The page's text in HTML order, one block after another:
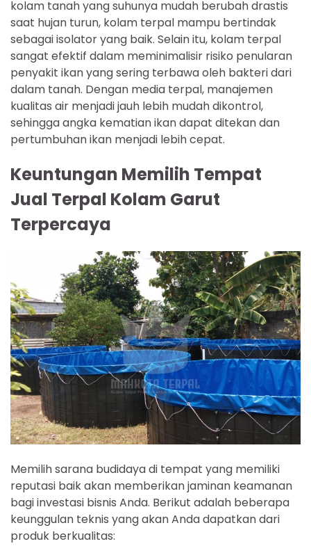
kolam tanah yang suhunya mudah berubah drastis
saat hujan turun, kolam terpal mampu bertindak
sebagai isolator yang baik. Selain itu, kolam terpal
sangat efektif dalam meminimalisir risiko penularan
penyakit ikan yang sering terbawa oleh bakteri dari
dalam tanah. Dengan media terpal, manajemen
kualitas air menjadi jauh lebih mudah dikontrol,
sehingga angka kematian ikan dapat ditekan dan
pertumbuhan ikan menjadi lebih cepat.
Keuntungan Memilih Tempat
Jual Terpal Kolam Garut
Terpercaya
Memilih sarana budidaya di tempat yang memiliki
reputasi baik akan memberikan jaminan keamanan
bagi investasi bisnis Anda. Berikut adalah beberapa
keunggulan teknis yang akan Anda dapatkan dari
produk berkualitas: